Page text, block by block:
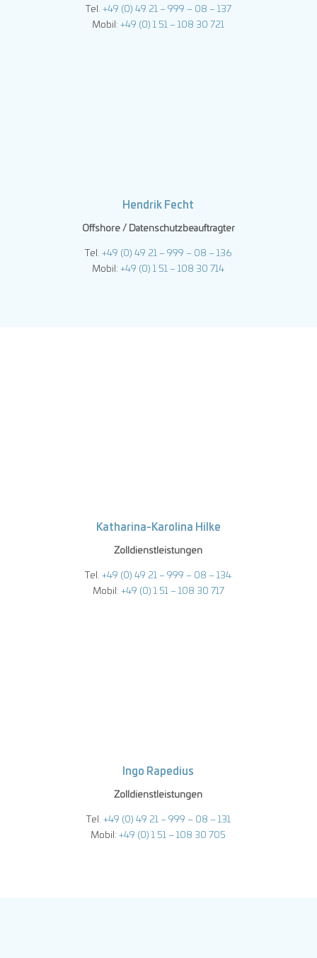
Tel. +49 (0) 49 21 – 999 – 08 – 137
Mobil:+49 (0) 1 51 – 108 30 721
Hendrik Fecht
Offshore / Datenschutzbeauftragter
Tel.+49 (0) 49 21 – 999 – 08 – 136
Mobil:+49 (0) 1 51 – 108 30 714
Katharina-Karolina Hilke
Zolldienstleistungen
Tel.+49 (0) 49 21 – 999 – 08 – 134
Mobil: +49 (0) 1 51 – 108 30 717
Ingo Rapedius
Zolldienstleistungen
Tel. +49 (0) 49 21 – 999 – 08 – 131
Mobil:+49 (0) 1 51 – 108 30 705